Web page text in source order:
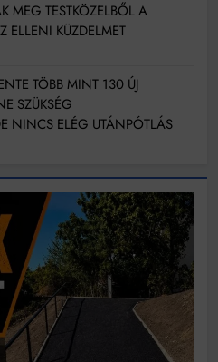
MEG TESTKÖZELBŐL A
ELLENI KÜZDELMET
TÖBB MINT 130 ÚJ
SZÜKSÉG
NINCS ELÉG UTÁNPÓTLÁS